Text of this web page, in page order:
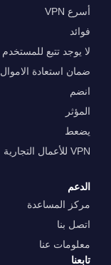
أسرع VPN
فوائد
لا يوجد تتبع للمستخدم
ضمان استعادة الاموال
انضم
المؤثر
يضعط
VPN للأعمال التجارية
الدعم
مركز المساعدة
اتصل بنا
معلومات عنا
تابعنا